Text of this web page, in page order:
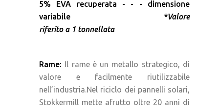
5% EVA recuperata - - - dimensione
variabile
*Valore
riferito a 1 tonnellata
Rame: Il rame è un metallo strategico, di
valore e facilmente riutilizzabile
nell’industria.Nel riciclo dei pannelli solari,
Stokkermill mette afrutto oltre 20 anni di